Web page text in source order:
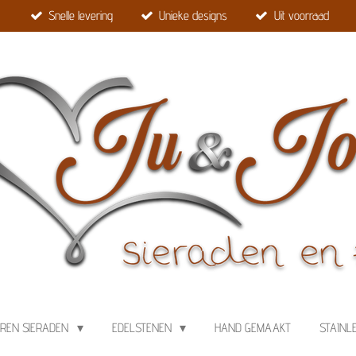
Snelle levering Unieke designs Uit voorraad
SIERADEN EDELSTENEN HAND GEMAAKT